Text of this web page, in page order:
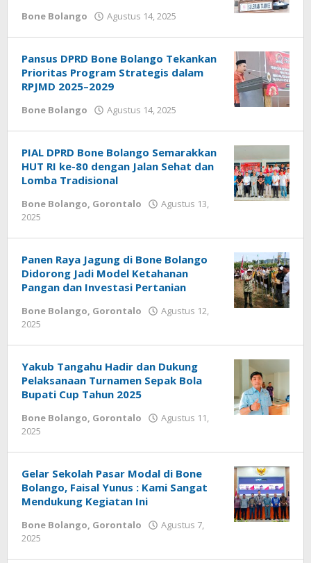
Bone Bolango Agustus 14, 2025
Pansus DPRD Bone Bolango Tekankan
Prioritas Program Strategis dalam
RPJMD 2025–2029
Bone Bolango Agustus 14, 2025
PIAL DPRD Bone Bolango Semarakkan
HUT RI ke-80 dengan Jalan Sehat dan
Lomba Tradisional
Bone Bolango, Gorontalo
Agustus 13,
2025
Panen Raya Jagung di Bone Bolango
Didorong Jadi Model Ketahanan
Pangan dan Investasi Pertanian
Bone Bolango, Gorontalo
Agustus 12,
2025
Yakub Tangahu Hadir dan Dukung
Pelaksanaan Turnamen Sepak Bola
Bupati Cup Tahun 2025
Bone Bolango, Gorontalo
Agustus 11,
2025
Gelar Sekolah Pasar Modal di Bone
Bolango, Faisal Yunus : Kami Sangat
Mendukung Kegiatan Ini
Bone Bolango, Gorontalo
Agustus 7,
2025